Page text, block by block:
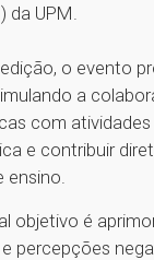
da UPM.
o evento
a
com
e contribuir
objetivo é
percepções